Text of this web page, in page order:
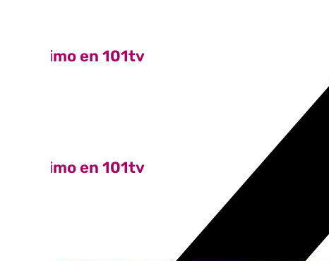
Lo último en 101tv
Lo último en 101tv